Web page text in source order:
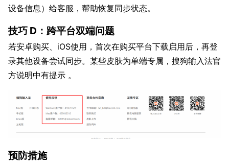
设备信息）给客服，帮助恢复同步状态。
技巧 D：跨平台双端问题
若安卓购买、iOS使用，首次在购买平台下载启用后，再登
录其他设备尝试同步。某些皮肤为单端专属，搜狗输入法官
方说明中有提示 。
预防措施